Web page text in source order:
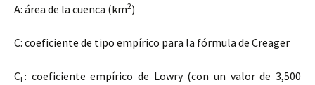
A: área de la cuenca (km2)
C: coeficiente de tipo empírico para la fórmula de Creager
CL: coeficiente empírico de Lowry (con un valor de 3,500